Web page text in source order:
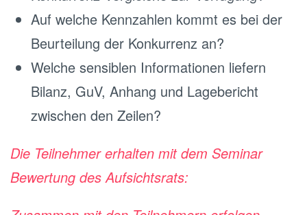
Auf welche Kennzahlen kommt es bei der
Beurteilung der Konkurrenz an?
Welche sensiblen Informationen liefern
Bilanz, GuV, Anhang und Lagebericht
zwischen den Zeilen?
Die Teilnehmer erhalten mit dem Seminar
Bewertung des Aufsichtsrats: